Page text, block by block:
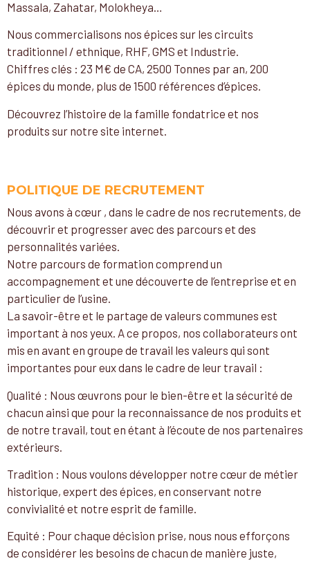
Massala, Zahatar, Molokheya…
Nous commercialisons nos épices sur les circuits
traditionnel / ethnique, RHF, GMS et Industrie.
Chiffres clés : 23 M€ de CA, 2500 Tonnes par an, 200
épices du monde, plus de 1500 références d’épices.
Découvrez l’histoire de la famille fondatrice et nos
produits sur notre site internet.
POLITIQUE DE RECRUTEMENT
Nous avons à cœur , dans le cadre de nos recrutements, de
découvrir et progresser avec des parcours et des
personnalités variées.
Notre parcours de formation comprend un
accompagnement et une découverte de l’entreprise et en
particulier de l’usine.
La savoir-être et le partage de valeurs communes est
important à nos yeux. A ce propos, nos collaborateurs ont
mis en avant en groupe de travail les valeurs qui sont
importantes pour eux dans le cadre de leur travail :
Qualité : Nous œuvrons pour le bien-être et la sécurité de
chacun ainsi que pour la reconnaissance de nos produits et
de notre travail, tout en étant à l’écoute de nos partenaires
extérieurs.
Tradition : Nous voulons développer notre cœur de métier
historique, expert des épices, en conservant notre
convivialité et notre esprit de famille.
Equité : Pour chaque décision prise, nous nous efforçons
de considérer les besoins de chacun de manière juste,